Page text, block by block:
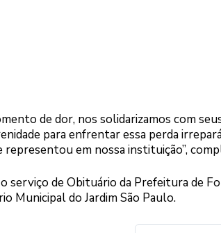
de dor, nos solidarizamos com
para enfrentar essa perda
representou em nossa instituição”,
serviço de Obituário da Prefeitura de
Municipal do Jardim São Paulo.